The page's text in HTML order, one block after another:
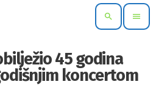
search menu
45 godina
koncertom